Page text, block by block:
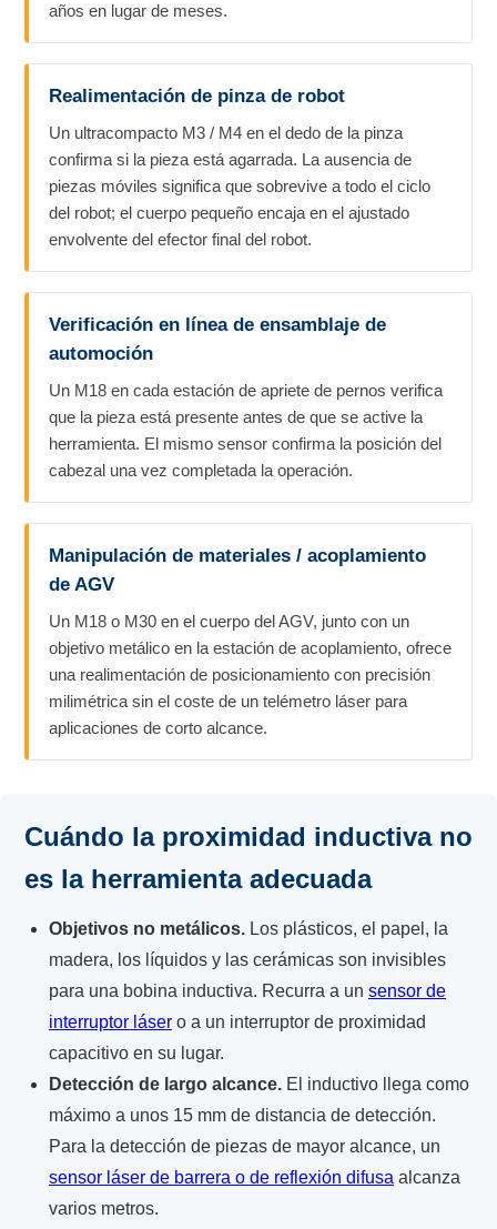
años en lugar de meses.
Realimentación de pinza de robot
Un ultracompacto M3 / M4 en el dedo de la pinza
confirma si la pieza está agarrada. La ausencia de
piezas móviles significa que sobrevive a todo el ciclo
del robot; el cuerpo pequeño encaja en el ajustado
envolvente del efector final del robot.
Verificación en línea de ensamblaje de
automoción
Un M18 en cada estación de apriete de pernos verifica
que la pieza está presente antes de que se active la
herramienta. El mismo sensor confirma la posición del
cabezal una vez completada la operación.
Manipulación de materiales / acoplamiento
de AGV
Un M18 o M30 en el cuerpo del AGV, junto con un
objetivo metálico en la estación de acoplamiento, ofrece
una realimentación de posicionamiento con precisión
milimétrica sin el coste de un telémetro láser para
aplicaciones de corto alcance.
Cuándo la proximidad inductiva no
es la herramienta adecuada
Objetivos no metálicos. Los plásticos, el papel, la
madera, los líquidos y las cerámicas son invisibles
para una bobina inductiva. Recurra a un sensor de
interruptor láser o a un interruptor de proximidad
capacitivo en su lugar.
Detección de largo alcance. El inductivo llega como
máximo a unos 15 mm de distancia de detección.
Para la detección de piezas de mayor alcance, un
sensor láser de barrera o de reflexión difusa alcanza
varios metros.